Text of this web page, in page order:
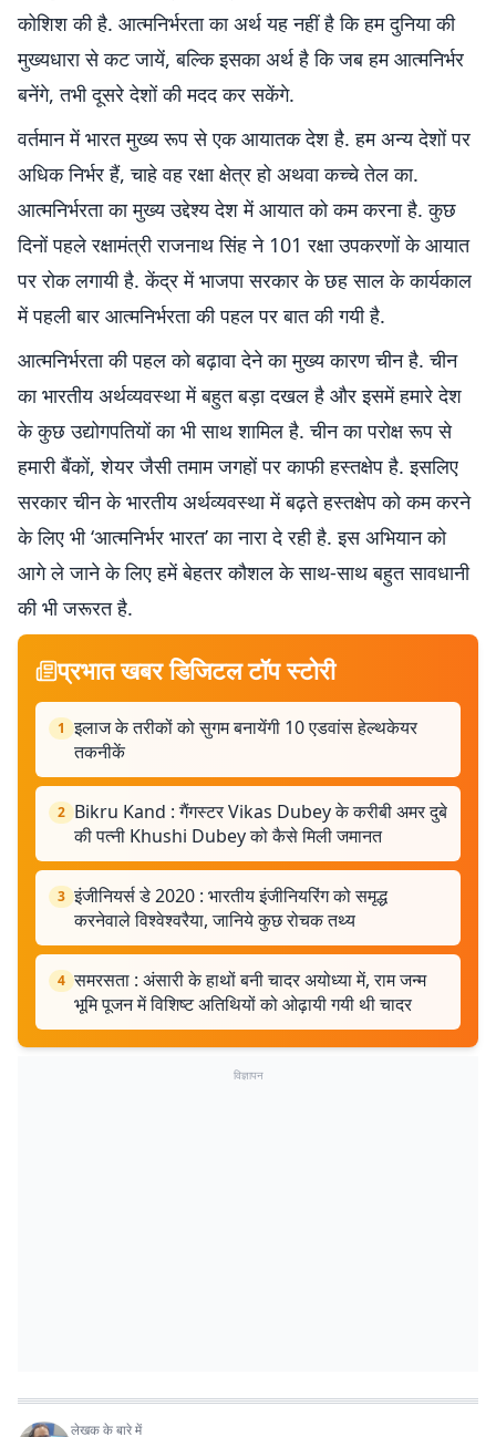
कोशिश की है. आत्मनिर्भरता का अर्थ यह नहीं है कि हम दुनिया की
मुख्यधारा से कट जायें, बल्कि इसका अर्थ है कि जब हम आत्मनिर्भर
बनेंगे, तभी दूसरे देशों की मदद कर सकेंगे.
वर्तमान में भारत मुख्य रूप से एक आयातक देश है. हम अन्य देशों पर
अधिक निर्भर हैं, चाहे वह रक्षा क्षेत्र हो अथवा कच्चे तेल का.
आत्मनिर्भरता का मुख्य उद्देश्य देश में आयात को कम करना है. कुछ
दिनों पहले रक्षामंत्री राजनाथ सिंह ने 101 रक्षा उपकरणों के आयात
पर रोक लगायी है. केंद्र में भाजपा सरकार के छह साल के कार्यकाल
में पहली बार आत्मनिर्भरता की पहल पर बात की गयी है.
आत्मनिर्भरता की पहल को बढ़ावा देने का मुख्य कारण चीन है. चीन
का भारतीय अर्थव्यवस्था में बहुत बड़ा दखल है और इसमें हमारे देश
के कुछ उद्योगपतियों का भी साथ शामिल है. चीन का परोक्ष रूप से
हमारी बैंकों, शेयर जैसी तमाम जगहों पर काफी हस्तक्षेप है. इसलिए
सरकार चीन के भारतीय अर्थव्यवस्था में बढ़ते हस्तक्षेप को कम करने
के लिए भी ‘आत्मनिर्भर भारत’ का नारा दे रही है. इस अभियान को
आगे ले जाने के लिए हमें बेहतर कौशल के साथ-साथ बहुत सावधानी
की भी जरूरत है.
प्रभात खबर डिजिटल टॉप स्टोरी
1 इलाज के तरीकों को सुगम बनायेंगी 10 एडवांस हेल्थकेयर
तकनीकें
2 Bikru Kand : गैंगस्टर Vikas Dubey के करीबी अमर दुबे
की पत्नी Khushi Dubey को कैसे मिली जमानत
3 इंजीनियर्स डे 2020 : भारतीय इंजीनियरिंग को समृद्ध
करनेवाले विश्वेश्वरैया, जानिये कुछ रोचक तथ्य
4 समरसता : अंसारी के हाथों बनी चादर अयोध्या में, राम जन्म
भूमि पूजन में विशिष्ट अतिथियों को ओढ़ायी गयी थी चादर
विज्ञापन
लेखक के बारे में